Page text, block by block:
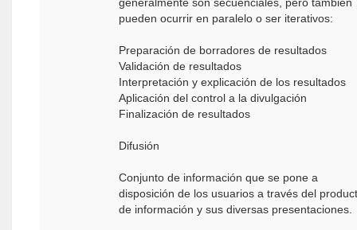
pueden ocurrir en paralelo o ser iterativos:
Preparación de borradores de resultados
Validación de resultados
Interpretación y explicación de los resultados
Aplicación del control a la divulgación
Finalización de resultados
Difusión
Conjunto de información que se pone a
disposición de los usuarios a través del
de información y sus diversas presentaciones.